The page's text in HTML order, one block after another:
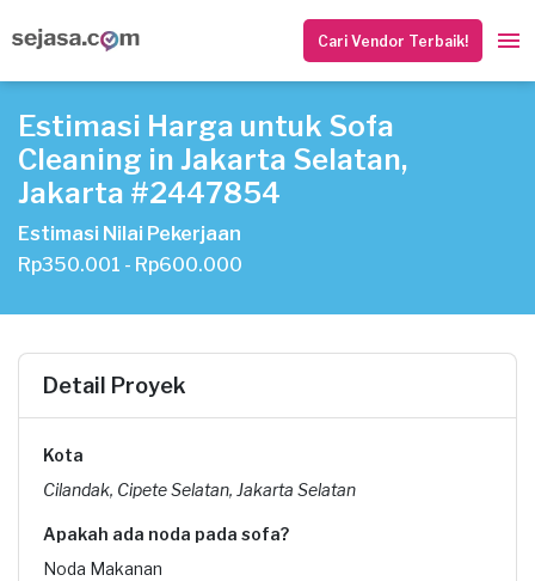
Cari Vendor Terbaik!
Estimasi Harga untuk Sofa
Cleaning in Jakarta Selatan,
Jakarta #2447854
Estimasi Nilai Pekerjaan
Rp350.001 - Rp600.000
Detail Proyek
Kota
Cilandak, Cipete Selatan, Jakarta Selatan
Apakah ada noda pada sofa?
Noda Makanan